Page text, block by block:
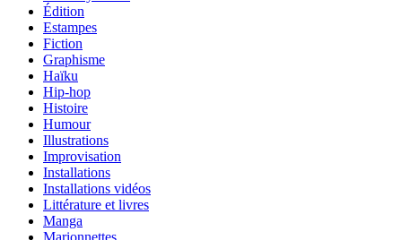
Édition
Estampes
Fiction
Graphisme
Haïku
Hip-hop
Histoire
Humour
Illustrations
Improvisation
Installations
Installations vidéos
Littérature et livres
Manga
Marionnettes